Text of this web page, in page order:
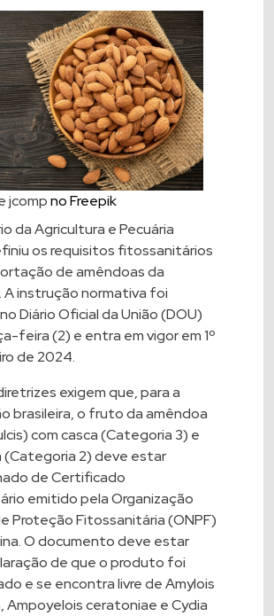
jcompno Freepik
da Agricultura e Pecuária
os requisitos fitossanitários
de amêndoas da
A instrução normativa foi
Diário Oficial da União (DOU)
feira (2) e entra em vigor em 1º
de 2024.
exigem que, para a
brasileira, o fruto da amêndoa
com casca (Categoria 3) e
(Categoria 2) deve estar
de Certificado
emitido pela Organização
Proteção Fitossanitária (ONPF)
O documento deve estar
de que o produto foi
e se encontra livre de Amylois
Ampoyelois ceratoniae e Cydia